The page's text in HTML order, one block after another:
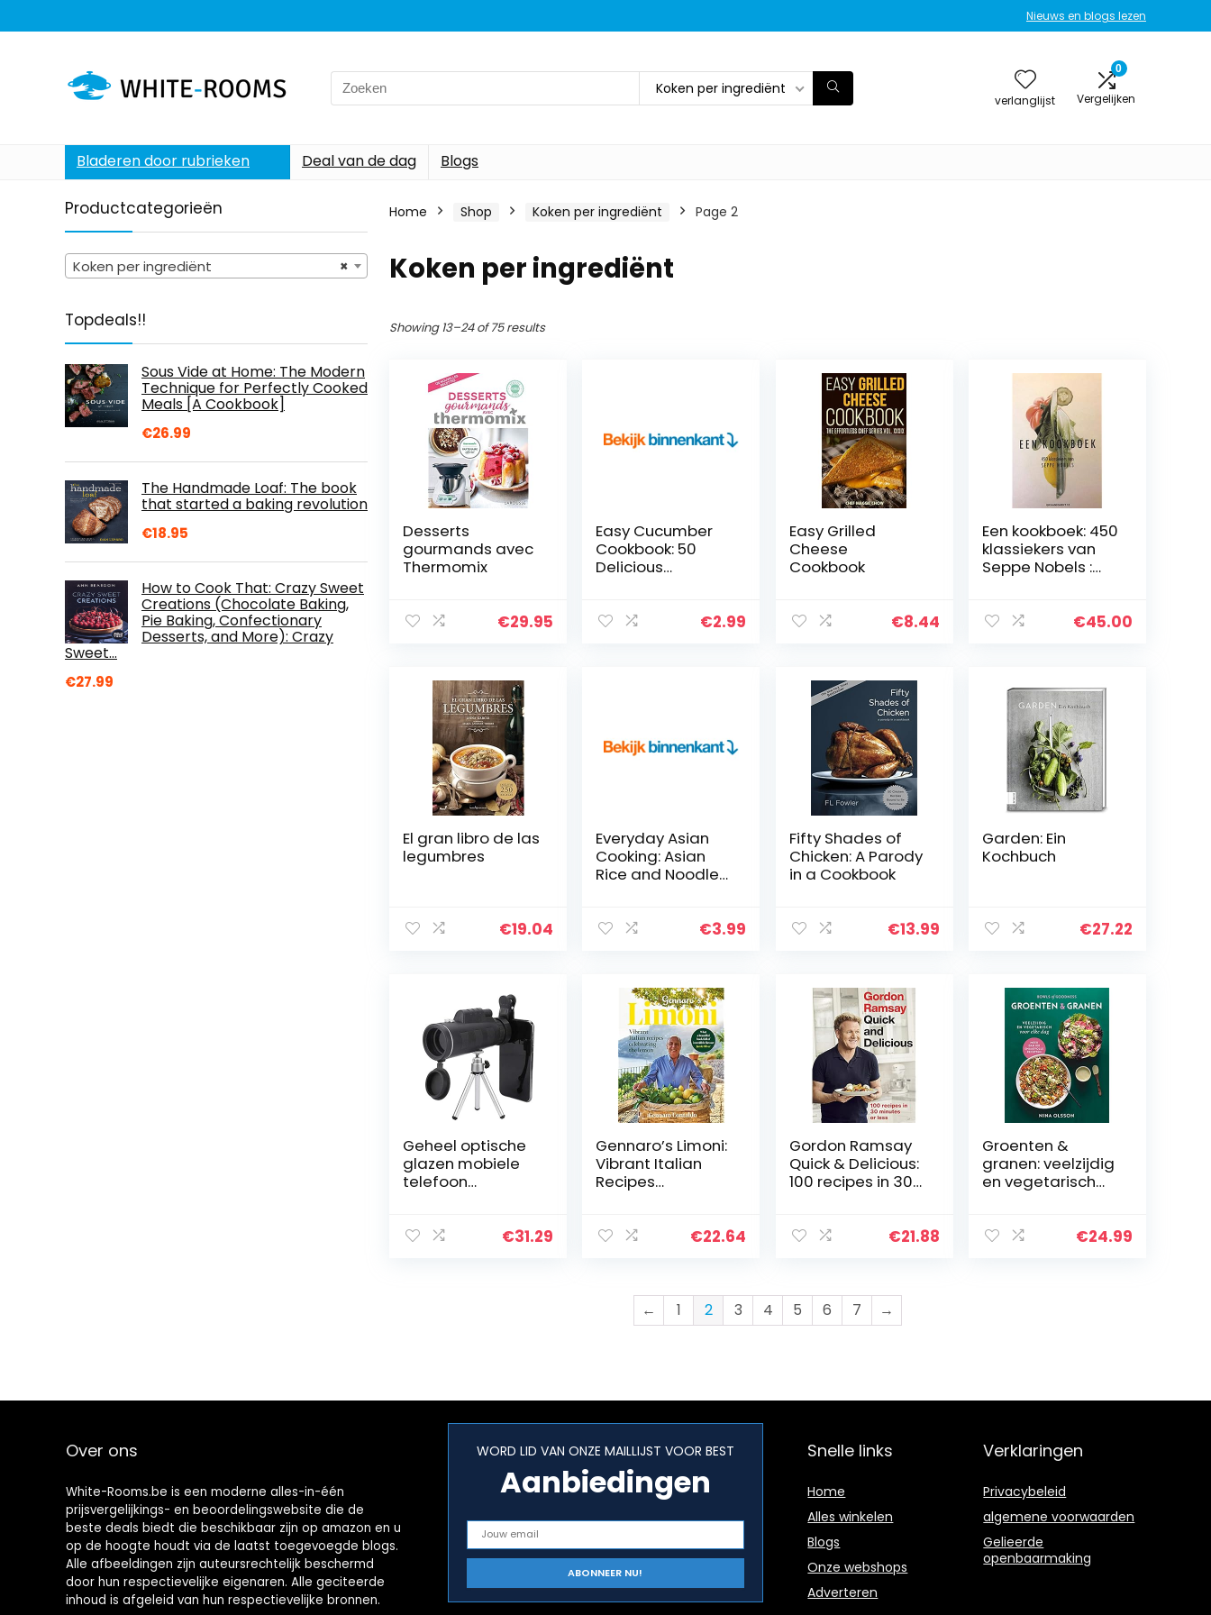
Nieuws en blogs lezen
Search
for:
Koken per ingrediënt
verlanglijst
0
Vergelijken
Bladeren door rubrieken Deal van de dag Blogs
Productcategorieën
×
Koken per ingrediënt
Topdeals!!
Sous Vide at Home: The Modern
Technique for Perfectly Cooked
Meals [A Cookbook]
€26.99
The Handmade Loaf: The book
that started a baking revolution
€18.95
How to Cook That: Crazy Sweet
Creations (Chocolate Baking,
Pie Baking, Confectionary
Desserts, and More): Crazy
Sweet…
€27.99
Home Shop Koken per ingrediënt Page 2
Koken per ingrediënt
Showing 13–24 of 75 results
Desserts
gourmands avec
Thermomix
€29.95
Easy Cucumber
Cookbook: 50
Delicious
and Techniques
€2.99
Easy Grilled
Cheese
Cookbook
€8.44
Een kookboek: 450
klassiekers van
Seppe Nobels :
€45.00
El gran libro de las
legumbres
€19.04
Everyday Asian
Cooking: Asian
Rice and Noodle
Cookbooks Book
€3.99
Fifty Shades of
Chicken: A Parody
in a Cookbook
€13.99
Garden: Ein
Kochbuch
€27.22
Geheel optische
glazen mobiele
telefoon
draagbaar
€31.29
Gennaro’s Limoni:
Vibrant Italian
Recipes
€22.64
Gordon Ramsay
Quick & Delicious:
100 recipes in 30
€21.88
Groenten &
granen: veelzijdig
en vegetarisch
€24.99
← 1 2 3 4 5 6 7 →
Over ons
White-Rooms.be is een moderne alles-in-één
prijsvergelijkings- en beoordelingswebsite die de
beste deals biedt die beschikbaar zijn op amazon en u
op de hoogte houdt via de laatst toegevoegde blogs.
Alle afbeeldingen zijn auteursrechtelijk beschermd
door hun respectievelijke eigenaren. Alle geciteerde
inhoud is afgeleid van hun respectievelijke bronnen.
WORD LID VAN ONZE MAILLIJST VOOR BEST
Aanbiedingen
Snelle links
Home
Alles winkelen
Blogs
Onze webshops
Adverteren
Verklaringen
Privacybeleid
algemene voorwaarden
Gelieerde
openbaarmaking